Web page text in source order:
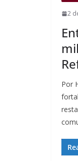
2
Por